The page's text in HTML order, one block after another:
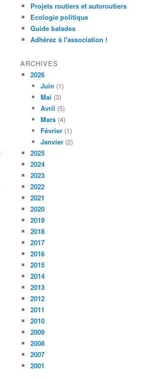
Projets routiers et autoroutiers
Ecologie politique
Guide balades
Adhérez à l'association !
ARCHIVES
2026
Juin (1)
Mai (3)
Avril (5)
Mars (4)
Février (1)
Janvier (2)
2025
2024
2023
2022
2021
2020
2019
2018
2017
2016
2015
2014
2013
2012
2011
2010
2009
2008
2007
2001